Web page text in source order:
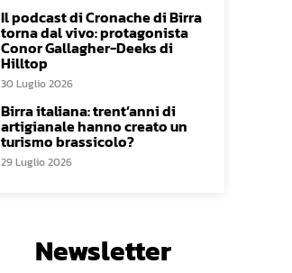
Il podcast di Cronache di Birra
torna dal vivo: protagonista
Conor Gallagher-Deeks di
Hilltop
30 Luglio 2026
Birra italiana: trent’anni di
artigianale hanno creato un
turismo brassicolo?
29 Luglio 2026
Newsletter